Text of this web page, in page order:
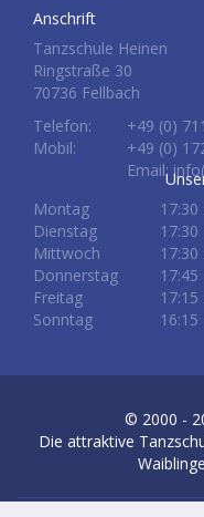
Anschrift
Tanzschule Heinen
Ringstraße 30
70736 Fellbach
Telefon:
+49 (0)
Mobil:
+49 (0)
Email:
Montag
17:30
Dienstag
17:30
Mittwoch
17:30
Donnerstag
17:45
Freitag
17:15
Sonntag
16:15
© 2000 -
Die attraktive